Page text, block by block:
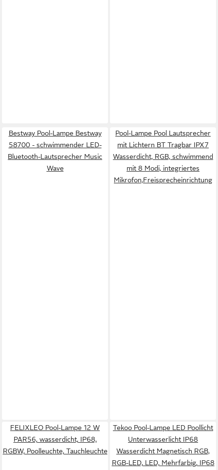
Bestway Pool-Lampe Bestway
58700 - schwimmender LED-
Bluetooth-Lautsprecher Music
Wave
Pool-Lampe Pool Lautsprecher
mit Lichtern BT Tragbar IPX7
Wasserdicht, RGB, schwimmend
mit 8 Modi, integriertes
Mikrofon,Freisprecheinrichtung
FELIXLEO Pool-Lampe 12 W
PAR56, wasserdicht, IP68,
RGBW, Poolleuchte, Tauchleuchte
Tekoo Pool-Lampe LED Poollicht
Unterwasserlicht IP68
Wasserdicht Magnetisch RGB,
RGB-LED, LED, Mehrfarbig, IP68